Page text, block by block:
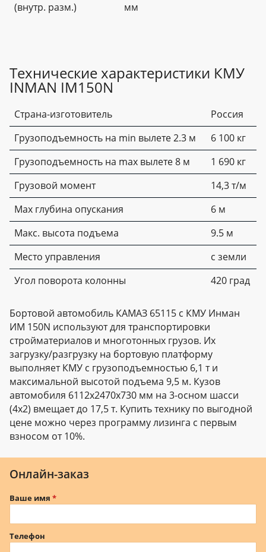
(внутр. разм.) мм
Технические характеристики КМУ
INMAN IM150N
Страна-изготовитель
Россия
Грузоподъемность на min вылете 2.3 м
6 100 кг
Грузоподъемность на max вылете 8 м
1 690 кг
Грузовой момент
14,3 т/м
Мах глубина опускания
6 м
Макс. высота подъема
9.5 м
Место управления
с земли
Угол поворота колонны
420 град
Бортовой автомобиль КАМАЗ 65115 с КМУ Инман
ИМ 150N используют для транспортировки
стройматериалов и многотонных грузов. Их
загрузку/разгрузку на бортовую платформу
выполняет КМУ с грузоподъемностью 6,1 т и
максимальной высотой подъема 9,5 м. Кузов
автомобиля 6112х2470х730 мм на 3-осном шасси
(4х2) вмещает до 17,5 т. Купить технику по выгодной
цене можно через программу лизинга с первым
взносом от 10%.
Онлайн-заказ
Ваше имя
Телефон